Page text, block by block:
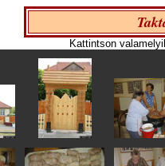
Kattintson